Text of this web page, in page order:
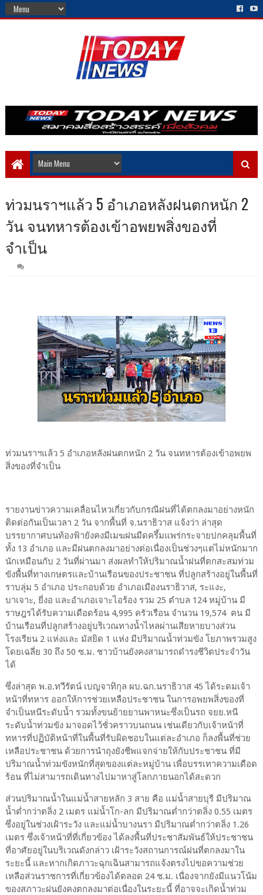
ท่วมนราฯแล้ว 5 อำเภอหลังฝนตกหนัก 2
วัน จนทหารต้องเข้าอพยพสิ่งของที่
จำเป็น
ท่วมนราฯแล้ว 5 อำเภอหลังฝนตกหนัก 2 วัน จนทหารต้องเข้าอพยพ
สิ่งของที่จำเป็น
รายงานข่าวความเคลื่อนไหวเกี่ยวกับกรณีฝนที่ได้ตกลงมาอย่างหนัก
ติดต่อกันเป็นเวลา 2 วัน จากพื้นที่ จ.นราธิวาส แจ้งว่า ล่าสุด
บรรยากาศบนท้องฟ้ายังคงมีเมฆฝนมืดครึ้มแพร่กระจายปกคลุมพื้นที่
ทั้ง 13 อำเภอ และมีฝนตกลงมาอย่างต่อเนื่องเป็นช่วงๆแต่ไม่หนักมาก
นักเหมือนกับ 2 วันที่ผ่านมา ส่งผลทำให้ปริมาณน้ำฝนที่ตกสะสมท่วม
ขังพื้นที่ทางเกษตรและบ้านเรือนของประชาชน ที่ปลูกสร้างอยู่ในพื้นที่
ราบลุ่ม 5 อำเภอ ประกอบด้วย อำเภอเมืองนราธิวาส, ระแงะ,
บาเจาะ, ยี่งอ และอำเภอเจาะไอร้อง รวม 25 ตำบล 124 หมู่บ้าน มี
ราษฎรได้รับความเดือดร้อน 4,995 ครัวเรือน จำนวน 19,574 คน มี
บ้านเรือนที่ปลูกสร้างอยู่บริเวณทางน้ำไหลผ่านเสียหายบางส่วน
โรงเรียน 2 แห่งและ มัสยิด 1 แห่ง มีปริมาณน้ำท่วมขัง โยภาพรวมสูง
โดยเฉลี่ย 30 ถึง 50 ซ.ม. ชาวบ้านยังคงสามารถดำรงชีวิตประจำวัน
ได้
ซึ่งล่าสุด พ.อ.ทวีรัตน์ เบญจาทิกุล ผบ.ฉก.นราธิวาส 45 ได้ระดมเจ้า
หน้าที่ทหาร ออกให้การช่วยเหลือประชาชน ในการอพยพสิ่งของที่
จำเป็นหนีระดับน้ำ รวมทั้งขนย้ายยานพาหนะซึ่งเป็นรถ จยย.หนี
ระดับน้ำท่วมขัง มาจอดไว้ชั่วคราวบนถนน เช่นเดียวกับเจ้าหน้าที่
ทหารที่ปฏิบัติหน้าที่ในพื้นที่รับผิดชอบในแต่ละอำเภอ ก็ลงพื้นที่ช่วย
เหลือประชาชน ด้วยการนำถุงยังชีพแจกจ่ายให้กับประชาชน ที่มี
ปริมาณน้ำท่วมขังหนักที่สุดของแต่ละหมู่บ้าน เพื่อบรรเทาความเดือด
ร้อน ที่ไม่สามารถเดินทางไปมาหาสู่โลกภายนอกได้สะดวก
ส่วนปริมาณน้ำในแม่น้ำสายหลัก 3 สาย คือ แม่น้ำสายบุรี มีปริมาณ
น้ำต่ำกว่าตลิ่ง 2 เมตร แม่น้ำโก-ลก มีปริมาณต่ำกว่าตลิ่ง 0.55 เมตร
ซึ่งอยู่ในช่วงเฝ้าระวัง และแม่น้ำบางนรา มีปริมาณต่ำกว่าตลิ่ง 1.26
เมตร ซึ่งเจ้าหน้าที่ที่เกี่ยวข้อง ได้ลงพื้นที่ประชาสัมพันธ์ให้ประชาชน
ที่อาศัยอยู่ในบริเวณดังกล่าว เฝ้าระวังสถานการณ์ฝนที่ตกลงมาใน
ระยะนี้ และหากเกิดภาวะฉุกเฉินสามารถแจ้งตรงไปขอความช่วย
เหลือส่วนราชการที่เกี่ยวข้องได้ตลอด 24 ช.ม. เนื่องจากยังมีแนวโน้ม
ของสภาวะฝนยังคงตกลงมาต่อเนื่องในระยะนี้ ที่อาจจะเกิดน้ำท่วม